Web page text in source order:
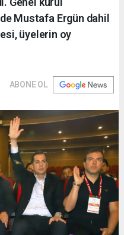
Mustafa Ergün dahil
üyelerin oy
ABONE OL